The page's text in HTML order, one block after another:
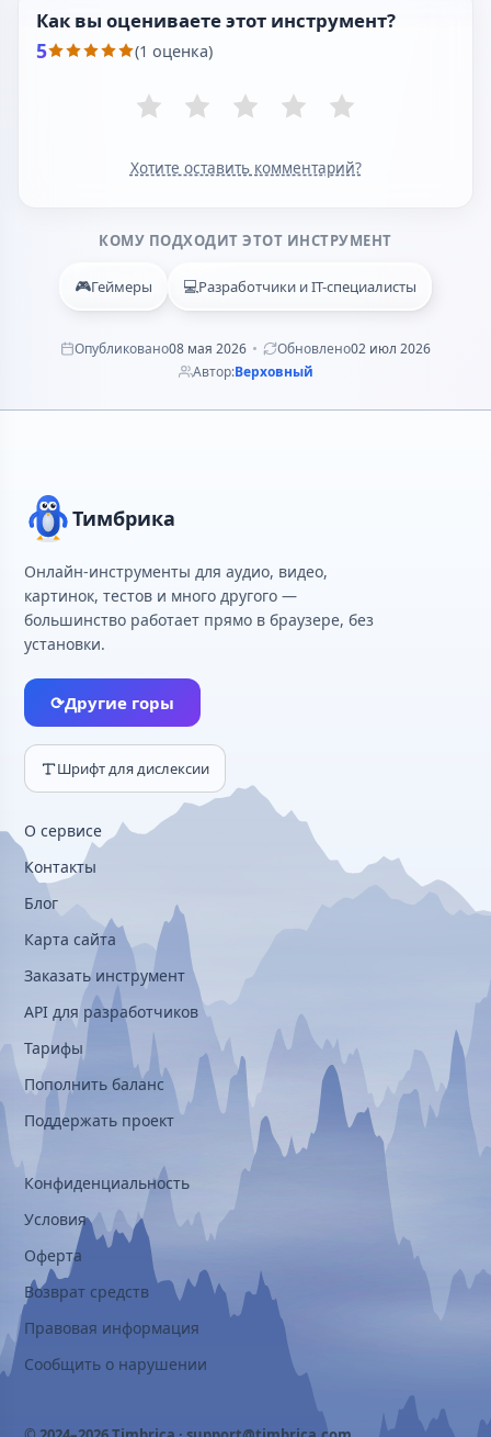
Как вы оцениваете этот инструмент?
5 (1 оценка)
Хотите оставить комментарий?
КОМУ ПОДХОДИТ ЭТОТ ИНСТРУМЕНТ
🎮Геймеры 💻Разработчики и IT-специалисты
Опубликовано08 мая 2026 Обновлено02 июл 2026
Автор:Верховный
Тимбрика
Онлайн-инструменты для аудио, видео,
картинок, тестов и много другого —
большинство работает прямо в браузере, без
установки.
⟳Другие горы
Шрифт для дислексии
О сервисе
Контакты
Блог
Карта сайта
Заказать инструмент
API для разработчиков
Тарифы
Пополнить баланс
Поддержать проект
Конфиденциальность
Условия
Оферта
Возврат средств
Правовая информация
Сообщить о нарушении